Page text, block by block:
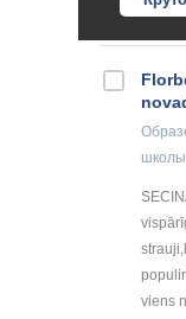
школы
viens